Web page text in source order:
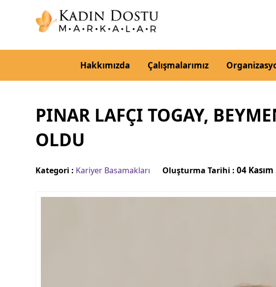
Hakkımızda Çalışmalarımız
PINAR LAFÇI TOGAY,
OLDU
Kategori : Kariyer Basamakları Oluşturma Tarihi : 04